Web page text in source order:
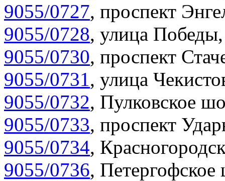
9055/0727, проспект
9055/0728, улица
9055/0730, проспект
9055/0731, улица
9055/0732, Пулковское
9055/0733, проспект
9055/0734,
9055/0736, Петергофское